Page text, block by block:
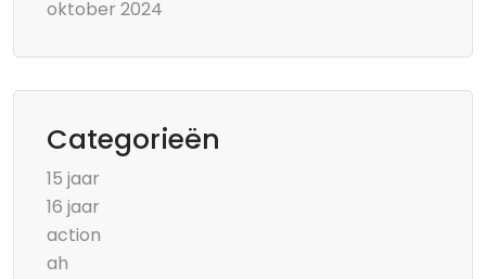
oktober 2024
Categorieën
15 jaar
16 jaar
action
ah